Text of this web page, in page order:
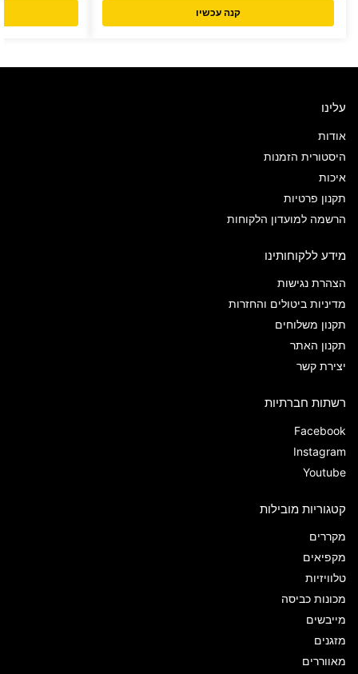
קנה עכשיו
עלינו
אודות
היסטורית הזמנות
איכות
תקנון פרטיות
הרשמה למועדון הלקוחות
מידע ללקוחותינו
הצהרת נגישות
מדיניות ביטולים והחזרות
תקנון משלוחים
תקנון האתר
יצירת קשר
רשתות חברתיות
Facebook
Instagram
Youtube
קטגוריות מובילות
מקררים
מקפיאים
טלוויזיות
מכונות כביסה
מייבשים
מזגנים
מאווררים